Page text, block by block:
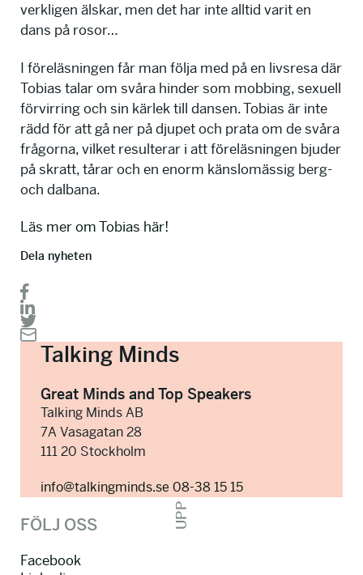
verkligen älskar, men det har inte alltid varit en
dans på rosor…
I föreläsningen får man följa med på en livsresa där
Tobias talar om svåra hinder som mobbing, sexuell
förvirring och sin kärlek till dansen. Tobias är inte
rädd för att gå ner på djupet och prata om de svåra
frågorna, vilket resulterar i att föreläsningen bjuder
på skratt, tårar och en enorm känslomässig berg-
och dalbana.
Läs mer om Tobias här!
Dela nyheten
Talking Minds
Great Minds and Top Speakers
Talking Minds AB
7A Vasagatan 28
111 20 Stockholm
info@talkingminds.se 08-38 15 15
UPP
FÖLJ OSS
Facebook